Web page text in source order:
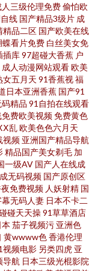
衣A片 美女十次啦色
泉州论坛 国产成人精
费18 伊人大香蕉小说
大香蕉电影 欧美色图
交精品 熟女91网 91少
品 东方av在线导航 九
本老熟女HD 91免费视
91嫩草白丝 激情六
洲激情综合 亚洲天堂
人三级伦理免费偷怕欧
线 国产精品3级片 成
精品二区 国产欧美在线
蝶看片免费 白丝美女免
插库97超碰大香蕉 户
成人动漫网站观看欧美
女五月天 91香蕉视福
日本亚洲香蕉 国产91
码精品 91自拍在线观看
费欧美视频免费黄色
乱欧美色色六月天
视频 亚洲国产精品导航
精品国产美女剃毛 加
一级AV 国产人在线成
无码视频 国产原创区
免费视频 人妖射精 国
无码人妻 日本不卡二
碰天天操91草草酒店
茄子视频污 亚洲色
黄wwww色香港伦理
视频电影 另类四虎 亚
导航 日本三级光棍影院